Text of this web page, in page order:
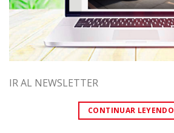
IR AL NEWSLETTER
CONTINUAR LEYENDO